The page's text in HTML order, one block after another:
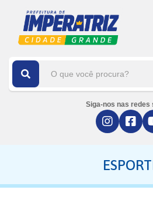
Siga-nos nas redes